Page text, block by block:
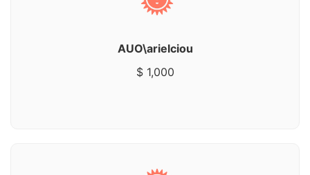
AUO\arielciou
$ 1,000